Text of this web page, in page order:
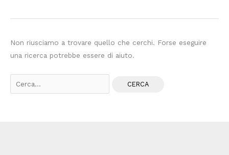
Non riusciamo a trovare quello che cerchi. Forse eseguire
una ricerca potrebbe essere di aiuto.